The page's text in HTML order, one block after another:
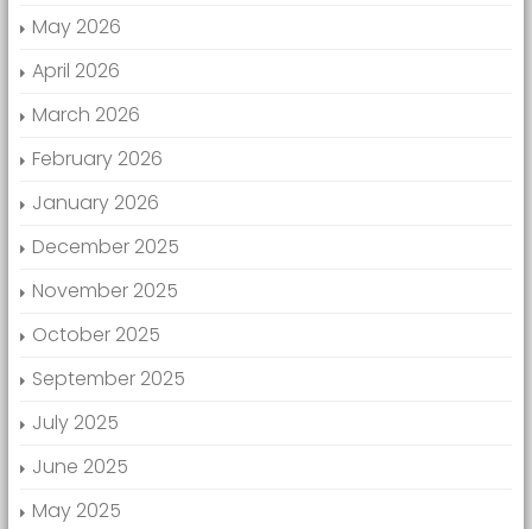
May 2026
April 2026
March 2026
February 2026
January 2026
December 2025
November 2025
October 2025
September 2025
July 2025
June 2025
May 2025